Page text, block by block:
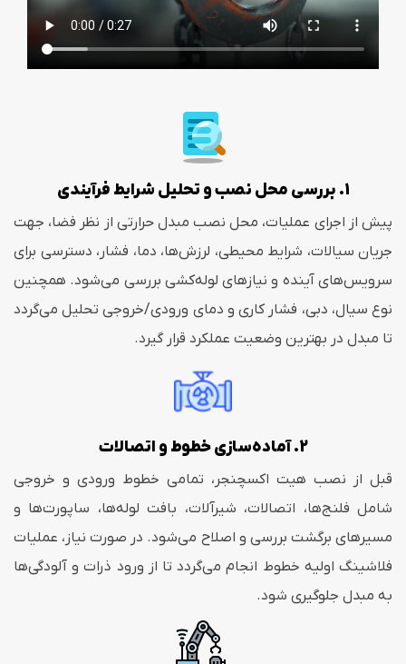
1. بررسی محل نصب و تحلیل شرایط فرآیندی
پیش از اجرای عملیات، محل نصب مبدل حرارتی از نظر فضا، جهت
جریان سیالات، شرایط محیطی، لرزش‌ها، دما، فشار، دسترسی برای
سرویس‌های آینده و نیازهای لوله‌کشی بررسی می‌شود. همچنین
نوع سیال، دبی، فشار کاری و دمای ورودی/خروجی تحلیل می‌گردد
تا مبدل در بهترین وضعیت عملکرد قرار گیرد.
2. آماده‌سازی خطوط و اتصالات
قبل از نصب هیت اکسچنجر، تمامی خطوط ورودی و خروجی
شامل فلنج‌ها، اتصالات، شیرآلات، بافت لوله‌ها، ساپورت‌ها و
مسیرهای برگشت بررسی و اصلاح می‌شود. در صورت نیاز، عملیات
فلاشینگ اولیه خطوط انجام می‌گردد تا از ورود ذرات و آلودگی‌ها
به مبدل جلوگیری شود.